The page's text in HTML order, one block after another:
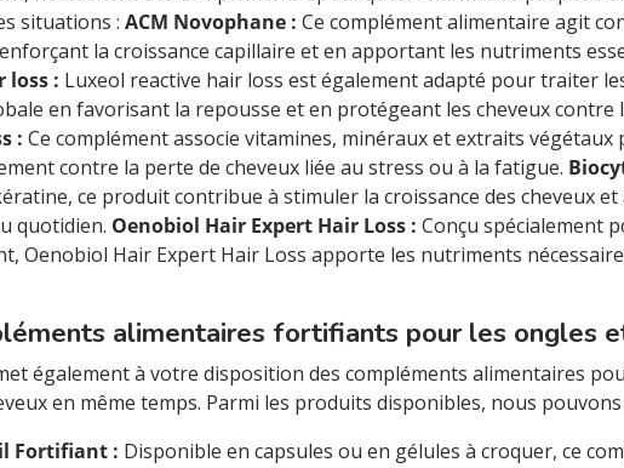
situations : ACM Novophane : Ce complément alimentaire agit
la croissance capillaire et en apportant les nutriments
loss : Luxeol reactive hair loss est également adapté pour traiter
en favorisant la repousse et en protégeant les cheveux contre
: Ce complément associe vitamines, minéraux et extraits
contre la perte de cheveux liée au stress ou à la fatigue.
ce produit contribue à stimuler la croissance des cheveux
quotidien. Oenobiol Hair Expert Hair Loss : Conçu spécialement
Oenobiol Hair Expert Hair Loss apporte les nutriments
alimentaires fortifiants pour les ongles
également à votre disposition des compléments alimentaires
en même temps. Parmi les produits disponibles, nous pouvons
Fortifiant : Disponible en capsules ou en gélules à croquer, ce